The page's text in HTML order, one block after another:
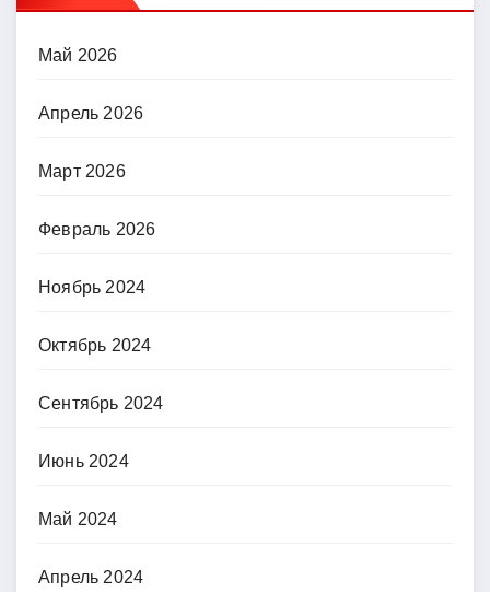
Май 2026
Апрель 2026
Март 2026
Февраль 2026
Ноябрь 2024
Октябрь 2024
Сентябрь 2024
Июнь 2024
Май 2024
Апрель 2024